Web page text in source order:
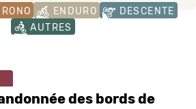
ENDURO
DESCENTE
AUTRES
des bords de